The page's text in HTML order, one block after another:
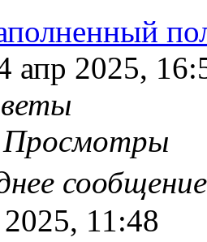
апр 2025,
Просмотры
2025, 11:48